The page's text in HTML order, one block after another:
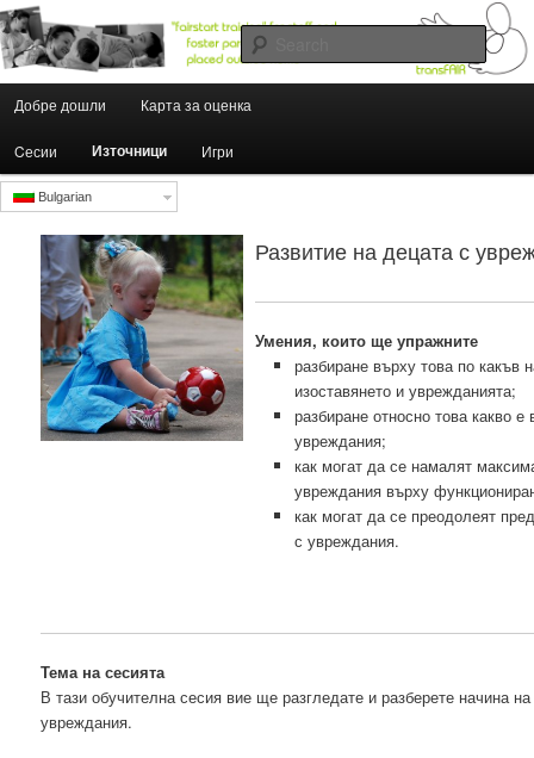
foster.fairstartedu.us
Search
Skip to primary content
Skip to secondary content
Добре дошли Карта за оценка
Cесии Източници Игри
Bulgarian
Развитие на децата с
Умения, които ще упражните
разбиране върху това по какъв
изоставянето и уврежданията;
разбиране относно това какво
увреждания;
как могат да се намалят
увреждания върху
как могат да се преодолеят
с увреждания.
Тема на сесията
В тази обучителна сесия вие ще разгледате и разберете начина
увреждания.